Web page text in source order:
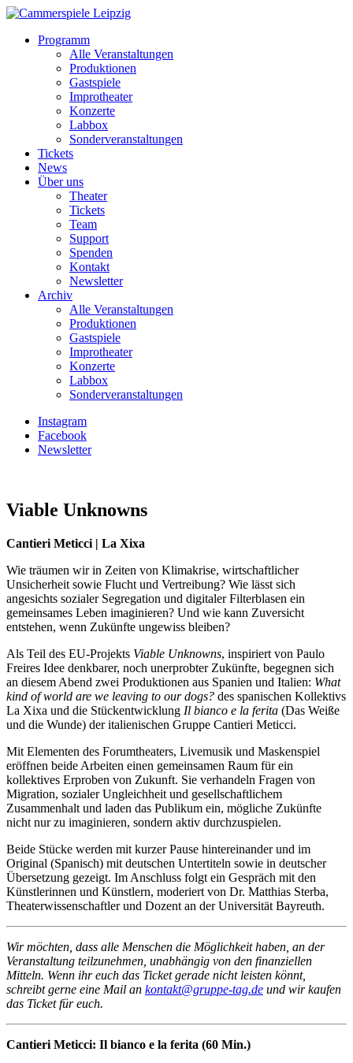
Programm
Alle Veranstaltungen
Produktionen
Gastspiele
Improtheater
Konzerte
Labbox
Sonderveranstaltungen
Tickets
News
Über uns
Theater
Tickets
Team
Support
Spenden
Kontakt
Newsletter
Archiv
Alle Veranstaltungen
Produktionen
Gastspiele
Improtheater
Konzerte
Labbox
Sonderveranstaltungen
Instagram
Facebook
Newsletter
Viable Unknowns
Cantieri Meticci | La Xixa
Wie träumen wir in Zeiten von Klimakrise, wirtschaftlicher
Unsicherheit sowie Flucht und Vertreibung? Wie lässt sich
angesichts sozialer Segregation und digitaler Filterblasen ein
gemeinsames Leben imaginieren? Und wie kann Zuversicht
entstehen, wenn Zukünfte ungewiss bleiben?
Als Teil des EU-Projekts Viable Unknowns, inspiriert von Paulo
Freires Idee denkbarer, noch unerprobter Zukünfte, begegnen sich
an diesem Abend zwei Produktionen aus Spanien und Italien: What
kind of world are we leaving to our dogs? des spanischen Kollektivs
La Xixa und die Stückentwicklung Il bianco e la ferita (Das Weiße
und die Wunde) der italienischen Gruppe Cantieri Meticci.
Mit Elementen des Forumtheaters, Livemusik und Maskenspiel
eröffnen beide Arbeiten einen gemeinsamen Raum für ein
kollektives Erproben von Zukunft. Sie verhandeln Fragen von
Migration, sozialer Ungleichheit und gesellschaftlichem
Zusammenhalt und laden das Publikum ein, mögliche Zukünfte
nicht nur zu imaginieren, sondern aktiv durchzuspielen.
Beide Stücke werden mit kurzer Pause hintereinander und im
Original (Spanisch) mit deutschen Untertiteln sowie in deutscher
Übersetzung gezeigt. Im Anschluss folgt ein Gespräch mit den
Künstlerinnen und Künstlern, moderiert von Dr. Matthias Sterba,
Theaterwissenschaftler und Dozent an der Universität Bayreuth.
Wir möchten, dass alle Menschen die Möglichkeit haben, an der
Veranstaltung teilzunehmen, unabhängig von den finanziellen
Mitteln. Wenn ihr euch das Ticket gerade nicht leisten könnt,
schreibt gerne eine Mail an kontakt@gruppe-tag.de und wir kaufen
das Ticket für euch.
Cantieri Meticci: Il bianco e la ferita (60 Min.)